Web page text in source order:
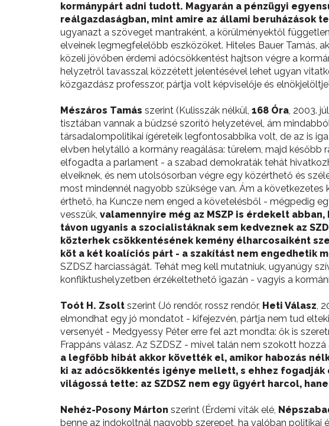
kormánypárt adni tudott. Magyarán a pénzügyi
reálgazdaságban, mint amire az állami beruházások
ugyanazt a szöveget mantraként, a körülményektől
elveinek legmegfelelőbb eszközöket. Hiteles Bauer Tamás,
közeli jövőben érdemi adócsökkentést hajtson végre a
helyzetről tavasszal közzétett jelentésével lehet ugyan
közgazdász professzor, pártja volt képviselője és
Mészáros Tamás szerint (Kulisszák nélkül, 168 Óra, 2003.
tisztában vannak a büdzsé szorító helyzetével, ám
társadalompolitikai ígéreteik legfontosabbika volt, de az is
elvben helytálló a kormány reagálása: türelem, majd
elfogadta a parlament - a szabad demokraták tehát
elveiknek, és nem utolsósorban végre egy közérthető és
most mindennél nagyobb szüksége van. Ám a
érthető, ha Kuncze nem enged a követelésből - mégpedig
vesszük, valamennyire még az MSZP is érdekelt
távon ugyanis a szocialistáknak sem kedveznek az
közterhek csökkentésének kemény élharcosaiként
köt a két koalíciós párt - a szakítást nem engedhetik
SZDSZ harciasságát. Tehát meg kell mutatniuk, ugyanúgy
konfliktushelyzetben érzékeltethető igazán - vagyis a
Toót H. Zsolt szerint (Jó rendőr, rossz rendőr, Heti Válasz,
elmondhat egy jó mondatot - kifejezvén, pártja nem tud
versenyét - Medgyessy Péter erre fel azt mondta: ők is
Frappáns válasz. Az SZDSZ - mivel talán nem szokott
a legfőbb hibát akkor követték el, amikor habozás
ki az adócsökkentés igénye mellett, s ehhez
világossá tette: az SZDSZ nem egy ügyért harcol,
Nehéz-Posony Márton szerint (Érdemi viták elé,
benne az indokoltnál nagyobb szerepet, ha valóban